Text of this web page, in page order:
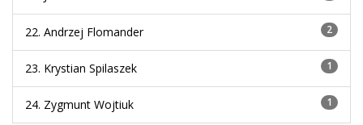
22. Andrzej Flomander 2
23. Krystian Spilaszek 1
24. Zygmunt Wojtiuk 1